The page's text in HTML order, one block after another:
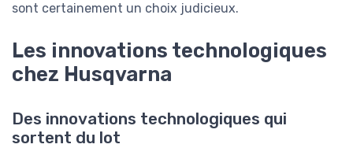
sont certainement un choix judicieux.
Les innovations technologiques
chez Husqvarna
Des innovations technologiques qui
sortent du lot